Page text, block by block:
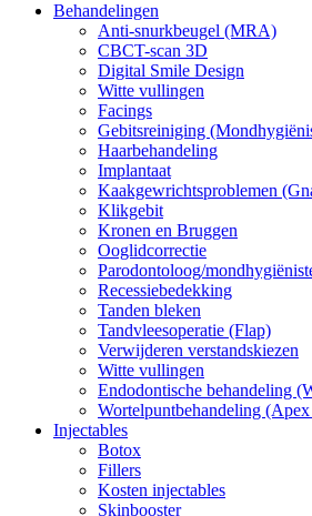
Behandelingen
Anti-snurkbeugel (MRA)
CBCT-scan 3D
Digital Smile Design
Witte vullingen
Facings
Gebitsreiniging
Haarbehandeling
Implantaat
Kaakgewrichtsproblemen
Klikgebit
Kronen en Bruggen
Ooglidcorrectie
Parodontoloog/
Recessiebedekking
Tanden bleken
Tandvleesoperatie (Flap)
Verwijderen verstandskiezen
Witte vullingen
Endodontische behandeling
Wortelpuntbehandeling (Apex
Injectables
Botox
Fillers
Kosten injectables
Skinbooster